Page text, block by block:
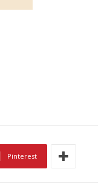
Pinterest